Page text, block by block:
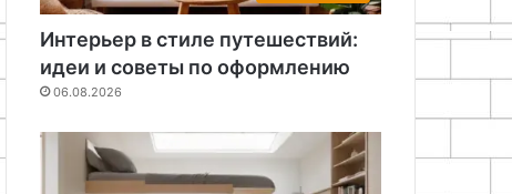
Интерьер в стиле путешествий:
идеи и советы по оформлению
06.08.2026